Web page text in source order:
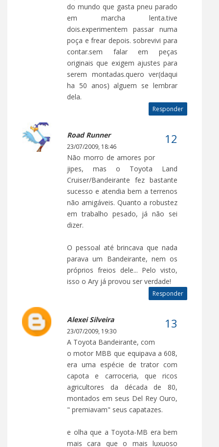
do mundo que gasta pneu parado
em marcha lenta.tive
dois.experimentem passar numa
poça e frear depois. sobrevivi para
contar.sem falar em peças
originais que exigem ajustes para
serem montadas.quero ver(daqui
ha 50 anos) alguem se lembrar
dela.
Responder
Road Runner
23/07/2009, 18:46
Não morro de amores por
jipes, mas o Toyota Land
Cruiser/Bandeirante fez bastante
sucesso e atendia bem a terrenos
não amigáveis. Quanto a robustez
em trabalho pesado, já não sei
dizer.
O pessoal até brincava que nada
parava um Bandeirante, nem os
próprios freios dele... Pelo visto,
isso o Ary já provou ser verdade!
Responder
Alexei Silveira
23/07/2009, 19:30
A Toyota Bandeirante, com
o motor MBB que equipava a 608,
era uma espécie de trator com
capota e carroceria, que ricos
agricultores da década de 80,
montados em seus Del Rey Ouro,
" premiavam" seus capatazes.
e olha que a Toyota-MB era bem
mais cara que o mais luxuoso